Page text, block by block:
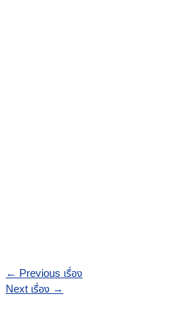
←Previous เรื่อง
Next เรื่อง→